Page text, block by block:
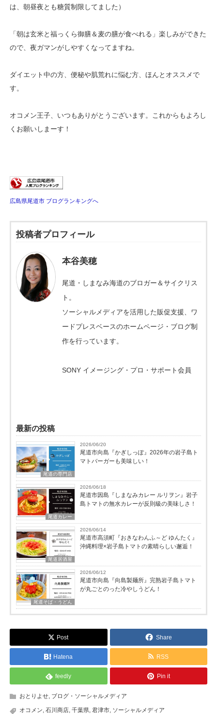
は、朝昼夜とも糖質制限してました）
「朝は玄米と福っくら御膳＆麦の膳が食べれる」楽しみができた
ので、夜ガマンがしやすくなってますね。
ダイエット中の方、便秘や肌荒れに悩む方、ほんとオススメで
す。
オコメン王子、いつもありがとうございます。これからもよろし
くお願いしまーす！
広島県尾道市 ブログランキングへ
投稿者プロフィール
本谷美穂
尾道・しまなみ海道のブロガー＆サイクリス
ト。
ソーシャルメディアを活用した販促支援、ワ
ードプレスベースのホームページ・ブログ制
作を行っています。
SONY イメージング・プロ・サポート会員
最新の投稿
尾道の専門店
2026/06/20
尾道市向島『かぎしっぽ』2026年の岩子島ト
マトバーガーも美味しい！
尾道カレー
2026/06/18
尾道市因島『しまなみカレー ルリヲン』岩子
島トマトの無水カレーが反則級の美味しさ！
尾道居酒屋
2026/06/14
尾道市高須町『おきなわんふ～ど ゆんたく』
沖縄料理×岩子島トマトの素晴らしい邂逅！
尾道そば・うどん
2026/06/12
尾道市向島『向島製麺所』完熟岩子島トマト
が丸ごとのった冷やしうどん！
Post Share
Hatena RSS
feedly Pin it
おとりよせ, ブログ・ソーシャルメディア
オコメン, 石川商店, 千葉県, 君津市, ソーシャルメディア